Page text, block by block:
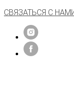
СВЯЗАТЬСЯ С